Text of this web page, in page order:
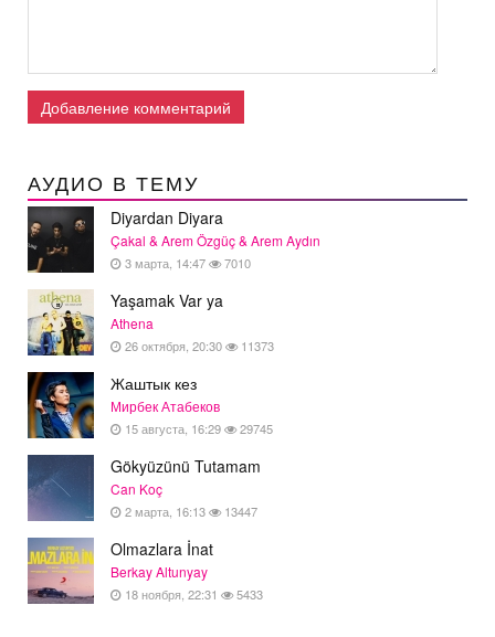
Добавление комментарий
АУДИО В ТЕМУ
Diyardan Diyara
Çakal & Arem Özgüç & Arem Aydın
3 марта, 14:47 7010
Yaşamak Var ya
Athena
26 октября, 20:30 11373
Жаштык кез
Мирбек Атабеков
15 августа, 16:29 29745
Gökyüzünü Tutamam
Can Koç
2 марта, 16:13 13447
Olmazlara İnat
Berkay Altunyay
18 ноября, 22:31 5433